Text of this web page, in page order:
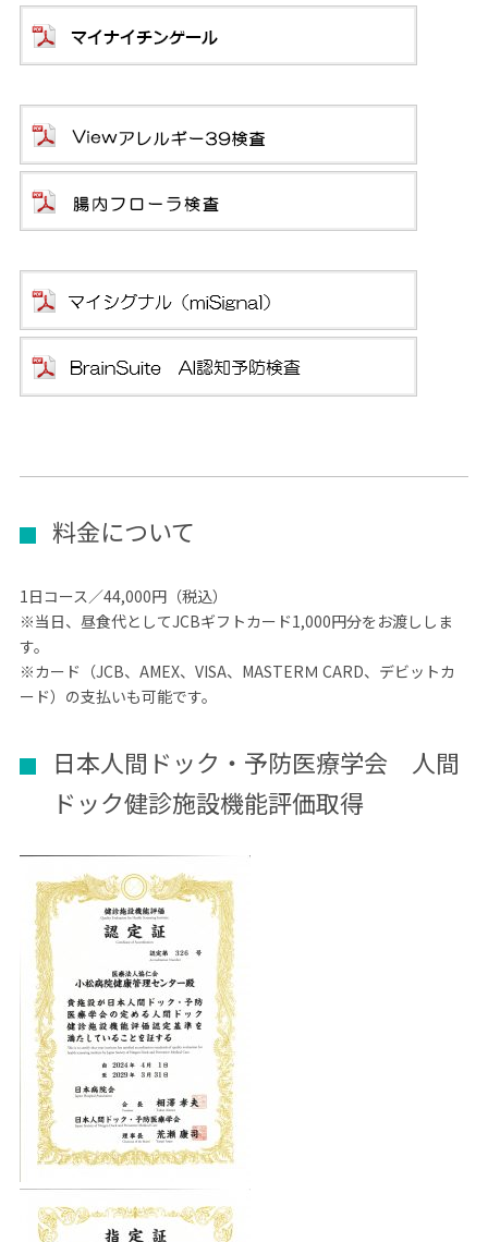
料金について
1日コース ／44,000円（税込）
※当日、昼食代としてJCBギフトカード1,000円分をお渡ししま
す。
※カード（JCB、AMEX、VISA、MASTERＭ CARD、デビットカ
ード）の支払いも可能です。
日本人間ドック・予防医療学会　人間
ドック健診施設機能評価取得